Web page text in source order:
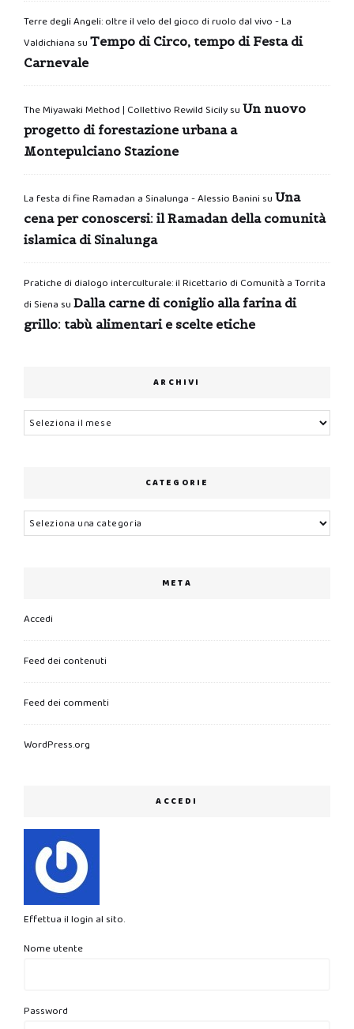
Terre degli Angeli: oltre il velo del gioco di ruolo dal vivo - La
Valdichiana su Tempo di Circo, tempo di Festa di
Carnevale
The Miyawaki Method | Collettivo Rewild Sicilysu Un nuovo
progetto di forestazione urbana a
Montepulciano Stazione
La festa di fine Ramadan a Sinalunga - Alessio Banini su Una
cena per conoscersi: il Ramadan della comunità
islamica di Sinalunga
Pratiche di dialogo interculturale: il Ricettario di Comunità a Torrita
di Siena su Dalla carne di coniglio alla farina di
grillo: tabù alimentari e scelte etiche
ARCHIVI
Archivi
CATEGORIE
Categorie
META
Accedi
Feed dei contenuti
Feed dei commenti
WordPress.org
ACCEDI
Effettua il login al sito.
Nome utente
Password